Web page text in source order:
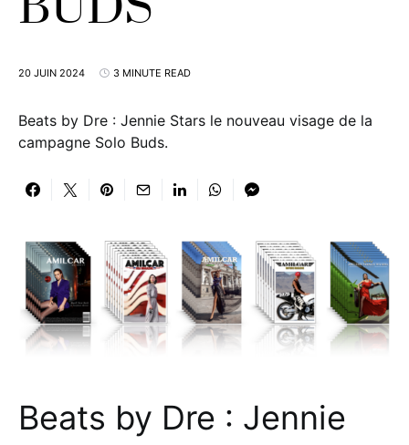
20 JUIN 2024 3 MINUTE READ
Beats by Dre : Jennie Stars le nouveau visage de la
campagne Solo Buds.
Beats by Dre : Jennie